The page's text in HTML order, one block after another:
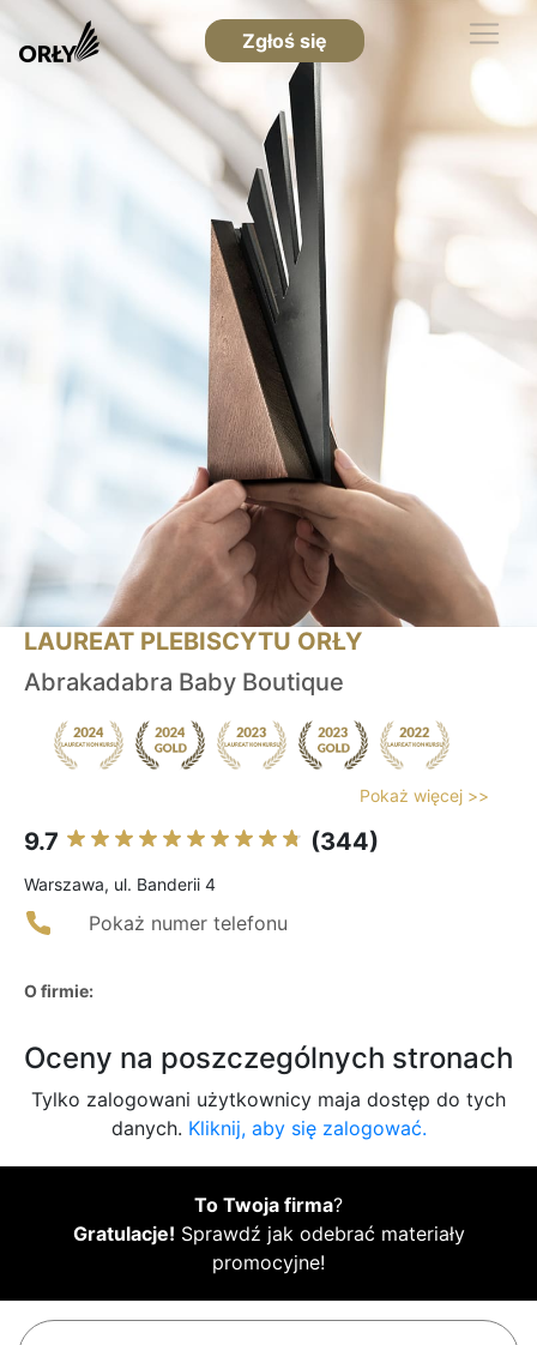
Zgłoś się
LAUREAT PLEBISCYTU ORŁY
Abrakadabra Baby Boutique
Pokaż więcej >>
9.7 (344)
Warszawa, ul. Banderii 4
Pokaż numer telefonu
O firmie:
Oceny na poszczególnych stronach
Tylko zalogowani użytkownicy maja dostęp do tych
danych. Kliknij, aby się zalogować.
To Twoja firma?
Gratulacje! Sprawdź jak odebrać materiały
promocyjne!